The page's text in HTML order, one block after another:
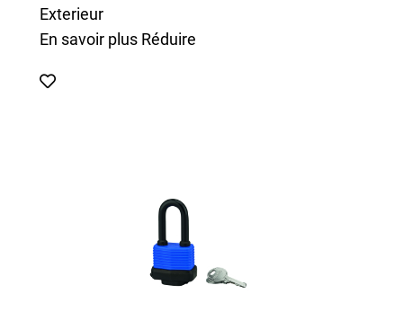
Exterieur
En savoir plus Réduire